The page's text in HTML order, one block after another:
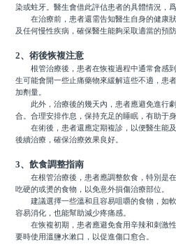
染或蛀牙。醫生會借此評估患者的具體情況，
在治療前，患者還需告知醫生自身的健康狀
及任何慢性疾病，確保醫生能夠采取適當的預
2、術後恢複注意
根管治療後，患者在恢複過程中通常會感到
生可能會開一些止痛藥物來緩解這些不適，患
加劑量。
此外，治療後的幾天內，患者應避免進行劇
合。合理安排作息，保持充足的睡眠，有助于身
在術後，患者還應定期複診，以便醫生能及
後續治療，確保治療效果良好。
3、飲食調整指南
在根管治療後，患者應調整飲食，特別是在
吃硬的或燙的食物，以免意外損傷治療部位。
建議選擇一些溫和且容易咀嚼的食物，如軟
容易消化，也能幫助減少疼痛感。
在恢複初期，患者應避免食用辛辣和刺激性
要時使用溫鹽水漱口，以促進傷口愈合。